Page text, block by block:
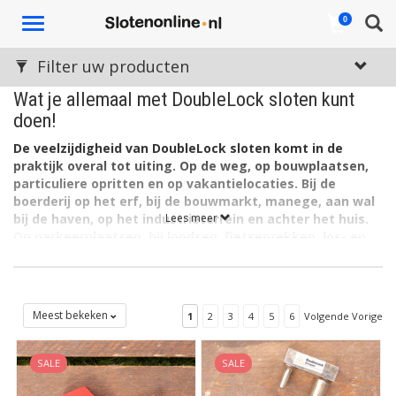
Toggle
0
Wat je allemaal met DoubleLock sloten kunt
doen!
De veelzijdigheid van DoubleLock sloten komt in de
praktijk overal tot uiting. Op de weg, op bouwplaatsen,
particuliere opritten en op vakantielocaties. Bij de
boerderij op het erf, bij de bouwmarkt, manege, aan wal
bij de haven, op het industrieterrein en achter het huis.
oplossing voor het slot zetten van… feitelijk zo goed als
De sloten van DoubleLock zijn te verdelen in meerdere
hoofdmoten. Het merk heeft anti-diefstalproducten voor de
Aanhanger / caravan, voor de Boot, voor deBestelwagen
voor deVrachtwagen, voor een Container , voor op de
Bouwplaatsen voor Tweewielers.
Lees meer
Filter uw producten
Meest bekeken 1 2 3 4 5 6 Volgende Vorige
SALE SALE